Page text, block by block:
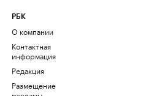
РБК
О компании
Контактная
информация
Редакция
Размещение